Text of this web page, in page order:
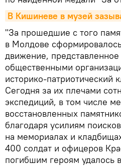
В Кишиневе в музей
"За прошедшие с того
в Молдове
движение, представленное
общественными
историко-патриотический
Сегодня за их плечами
экспедиций, в том числе
восстановленных
благодаря усилиям
на мемориалах и
400 солдат и офицеров
погибшим героям удалось